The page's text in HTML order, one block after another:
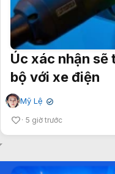
Úc xác nhận sẽ
bộ với xe điện
Mỹ Lệ ✔
5 giờ trước